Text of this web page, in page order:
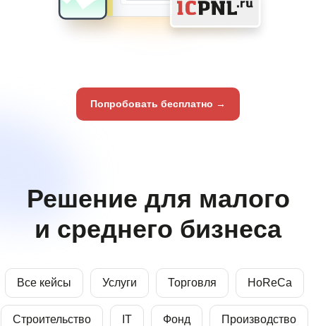
Попробовать бесплатно →
Решение для малого
Все кейсы Услуги Торговля HoReCa
Строительство IT Фонд Производство